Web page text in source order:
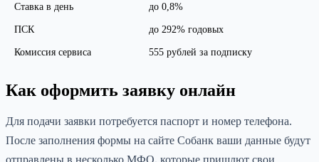
Ставка в день до 0,8%
ПСК до 292% годовых
Комиссия сервиса 555 рублей за подписку
Как оформить заявку онлайн
Для подачи заявки потребуется паспорт и номер телефона.
После заполнения формы на сайте Собанк ваши данные будут
отправлены в несколько МФО, которые пришлют свои